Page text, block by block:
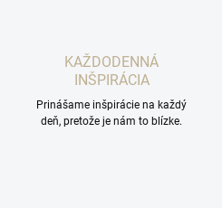
KAŽDODENNÁ
INŠPIRÁCIA
Prinášame inšpirácie na každý
deň, pretože je nám to blízke.